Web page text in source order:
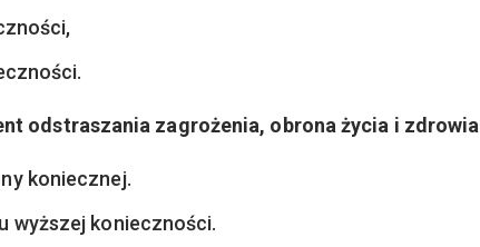
odstraszania zagrożenia, obrona życia i zdrowia
koniecznej.
wyższej konieczności.